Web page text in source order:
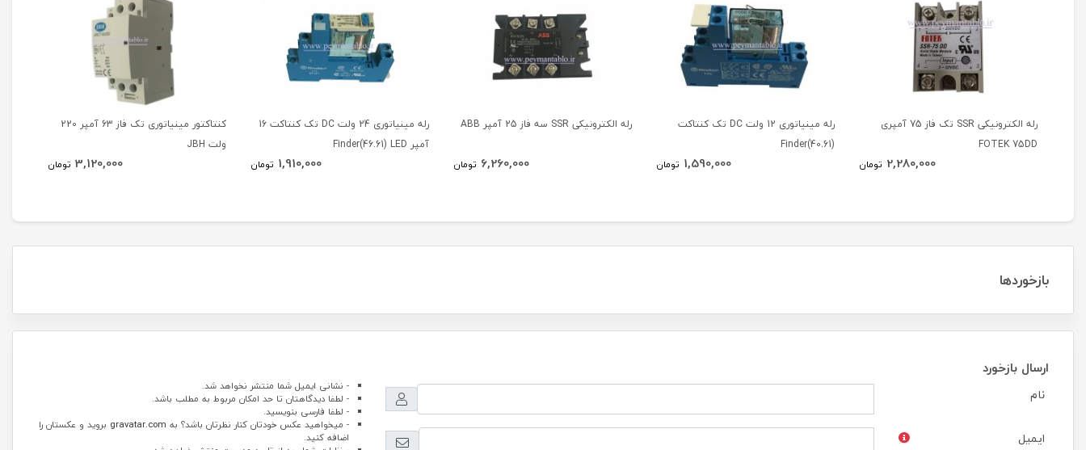
رله الکترونیکی SSR تک فاز 75 آمپری
FOTEK 75DD
2,280,000 تومان
رله مینیاتوری 12 ولت DC تک کنتاکت
(40.61)Finder
1,590,000 تومان
رله الکترونیکی SSR سه فاز 25 آمپر ABB
6,260,000 تومان
رله مینیاتوری 24 ولت DC تک کنتاکت 16
آمپر Finder(46.61) LED
1,910,000 تومان
کنتاکتور مینیاتوری تک فاز 63 آمپر 220
ولت JBH
3,120,000 تومان
بازخوردها
ارسال بازخورد
نام
ایمیل
- نشانی ایمیل شما منتشر نخواهد شد.
- لطفا دیدگاهتان تا حد امکان مربوط به مطلب باشد.
- لطفا فارسی بنویسید.
- میخواهید عکس خودتان کنار نظرتان باشد؟ به gravatar.com بروید و عکستان را
اضافه کنید.